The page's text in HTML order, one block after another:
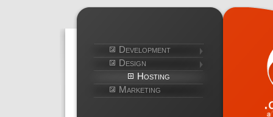
Development
Design
Hosting
Marketing